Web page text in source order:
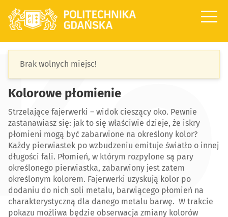
Wstęp
Mapa
Kontakt
Brak wolnych miejsc!
Kolorowe płomienie
Strzelające fajerwerki – widok cieszący oko. Pewnie
zastanawiasz się: jak to się właściwie dzieje, że iskry
płomieni mogą być zabarwione na określony kolor?
Każdy pierwiastek po wzbudzeniu emituje światło o innej
długości fali. Płomień, w którym rozpylone są pary
określonego pierwiastka, zabarwiony jest zatem
określonym kolorem. Fajerwerki uzyskują kolor po
dodaniu do nich soli metalu, barwiącego płomień na
charakterystyczną dla danego metalu barwę. W trakcie
pokazu możliwa będzie obserwacja zmiany kolorów